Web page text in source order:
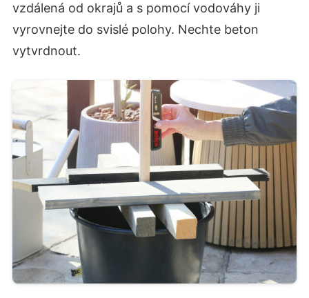
vzdálená od okrajů a s pomocí vodováhy ji
vyrovnejte do svislé polohy. Nechte beton
vytvrdnout.